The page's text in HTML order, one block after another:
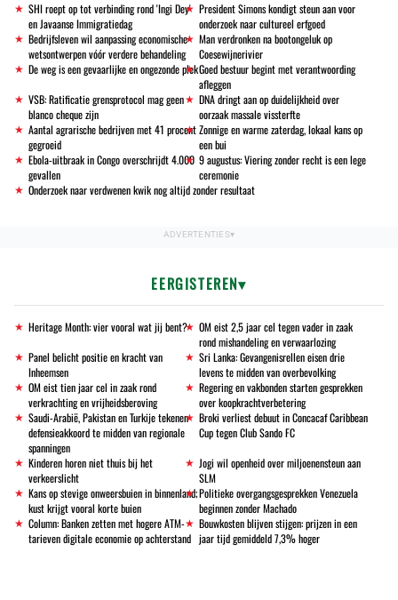
SHI roept op tot verbinding rond 'Ingi Dey'
en Javaanse Immigratiedag
President Simons kondigt steun aan voor
onderzoek naar cultureel erfgoed
Bedrijfsleven wil aanpassing economische
wetsontwerpen vóór verdere behandeling
Man verdronken na bootongeluk op
Coesewijnerivier
De weg is een gevaarlijke en ongezonde plekGoed bestuur begint met verantwoording
afleggen
VSB: Ratificatie grensprotocol mag geen
blanco cheque zijn
DNA dringt aan op duidelijkheid over
oorzaak massale vissterfte
Aantal agrarische bedrijven met 41 procent
gegroeid
Zonnige en warme zaterdag, lokaal kans op
een bui
Ebola-uitbraak in Congo overschrijdt 4.000
gevallen
9 augustus: Viering zonder recht is een lege
ceremonie
Onderzoek naar verdwenen kwik nog altijd zonder resultaat
EERGISTEREN
Heritage Month: vier vooral wat jij bent?
OM eist 2,5 jaar cel tegen vader in zaak
rond mishandeling en verwaarlozing
Panel belicht positie en kracht van
Inheemsen
Sri Lanka: Gevangenisrellen eisen drie
levens te midden van overbevolking
OM eist tien jaar cel in zaak rond
verkrachting en vrijheidsberoving
Regering en vakbonden starten gesprekken
over koopkrachtverbetering
Saudi-Arabië, Pakistan en Turkije tekenen
defensieakkoord te midden van regionale
spanningen
Broki verliest debuut in Concacaf Caribbean
Cup tegen Club Sando FC
Kinderen horen niet thuis bij het
verkeerslicht
Jogi wil openheid over miljoenensteun aan
SLM
Kans op stevige onweersbuien in binnenland;
kust krijgt vooral korte buien
Politieke overgangsgesprekken Venezuela
beginnen zonder Machado
Column: Banken zetten met hogere ATM-
tarieven digitale economie op achterstand
Bouwkosten blijven stijgen: prijzen in een
jaar tijd gemiddeld 7,3% hoger